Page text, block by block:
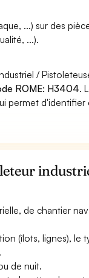
...) sur des
...).
/
ROME: H3404.
permet d'identifier
de chantier
(îlots, lignes), le
de nuit.